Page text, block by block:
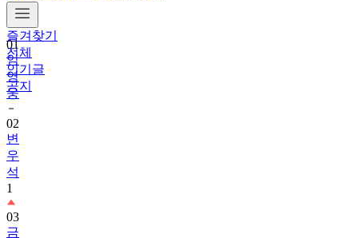
즐겨찾기
전체
인기글
공지
01
임
영
웅
02
변
우
석
1
03
금